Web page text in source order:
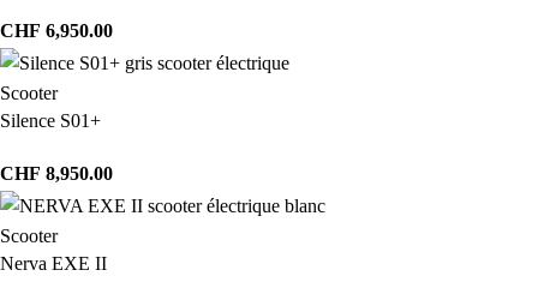
CHF 6,950.00
Scooter
Silence S01+
CHF 8,950.00
Scooter
Nerva EXE II